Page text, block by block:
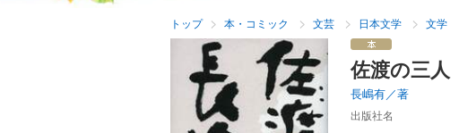
トップ 本・コミック 文芸 日本文学 文学
佐渡の三人
長嶋有／著
出版社名